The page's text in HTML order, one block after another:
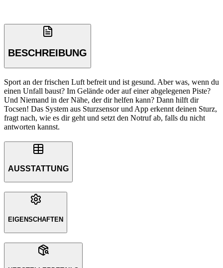
BESCHREIBUNG
Sport an der frischen Luft befreit und ist gesund. Aber was, wenn du
einen Unfall baust? Im Gelände oder auf einer abgelegenen Piste?
Und Niemand in der Nähe, der dir helfen kann? Dann hilft dir
Tocsen! Das System aus Sturzsensor und App erkennt deinen Sturz,
fragt nach, wie es dir geht und setzt den Notruf ab, falls du nicht
antworten kannst.
AUSSTATTUNG
EIGENSCHAFTEN